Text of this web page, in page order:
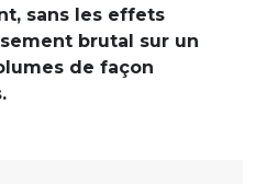
sans les effets
brutal sur un
de façon